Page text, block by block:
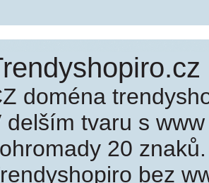
doména
delším tvaru s
20
bez